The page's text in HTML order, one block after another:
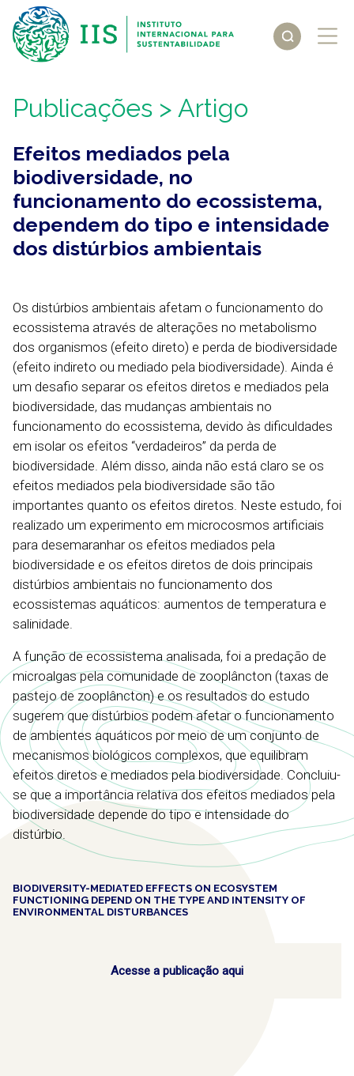
Publicações > Artigo
Efeitos mediados pela
biodiversidade, no
funcionamento do ecossistema,
dependem do tipo e intensidade
dos distúrbios ambientais
Os distúrbios ambientais afetam o funcionamento do
ecossistema através de alterações no metabolismo
dos organismos (efeito direto) e perda de biodiversidade
(efeito indireto ou mediado pela biodiversidade). Ainda é
um desafio separar os efeitos diretos e mediados pela
biodiversidade, das mudanças ambientais no
funcionamento do ecossistema, devido às dificuldades
em isolar os efeitos “verdadeiros” da perda de
biodiversidade. Além disso, ainda não está claro se os
efeitos mediados pela biodiversidade são tão
importantes quanto os efeitos diretos. Neste estudo, foi
realizado um experimento em microcosmos artificiais
para desemaranhar os efeitos mediados pela
biodiversidade e os efeitos diretos de dois principais
distúrbios ambientais no funcionamento dos
ecossistemas aquáticos: aumentos de temperatura e
salinidade.
A função de ecossistema analisada, foi a predação de
microalgas pela comunidade de zooplâncton (taxas de
pastejo de zooplâncton) e os resultados do estudo
sugerem que distúrbios podem afetar o funcionamento
de ambientes aquáticos por meio de um conjunto de
mecanismos biológicos complexos, que equilibram
efeitos diretos e mediados pela biodiversidade. Concluiu-
se que a importância relativa dos efeitos mediados pela
biodiversidade depende do tipo e intensidade do
distúrbio.
BIODIVERSITY-MEDIATED EFFECTS ON ECOSYSTEM
FUNCTIONING DEPEND ON THE TYPE AND INTENSITY OF
ENVIRONMENTAL DISTURBANCES
Acesse a publicação aqui